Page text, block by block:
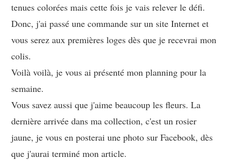
tenues colorées mais cette fois je vais relever le défi.
Donc, j'ai passé une commande sur un site Internet et
vous serez aux premières loges dès que je recevrai mon
colis.
Voilà voilà, je vous ai présenté mon planning pour la
semaine.
Vous savez aussi que j'aime beaucoup les fleurs. La
dernière arrivée dans ma collection, c'est un rosier
jaune, je vous en posterai une photo sur Facebook, dès
que j'aurai terminé mon article.